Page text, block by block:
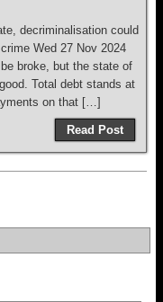
decriminalisation could
Wed 27 Nov 2024
broke, but the state of
Total debt stands at
on that […]
Read Post